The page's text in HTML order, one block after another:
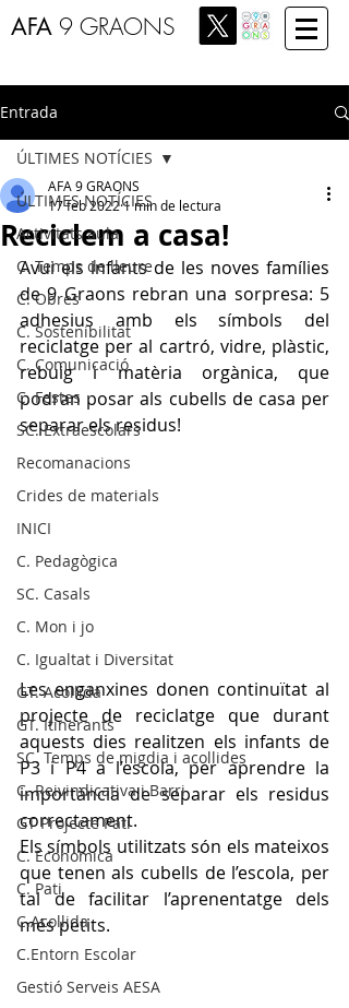
AFA 9 GRAONS
Entrada
ÚLTIMES NOTÍCIES
Activitats aula
C. Temps de lleure
C. Obres
C. Sostenibilitat
C. Comunicació
C. Festes
SC. Extraescolars
Recomanacions
Crides de materials
INICI
C. Pedagògica
SC. Casals
C. Mon i jo
C. Igualtat i Diversitat
GT. Acollida
GT. Itinerants
SC. Temps de migdia i acollides
C. Reivindicativa i Barri
GT Projecte Pati
C. Economica
C. Pati
C.Acollida
C.Entorn Escolar
Gestió Serveis AESA
ÚLTIMES NOTÍCIES
Reciclem a casa!
AFA 9 GRAONS
17 feb 20221 min de lectura
Avui els infants de les noves famílies
de 9 Graons rebran una sorpresa: 5
adhesius amb els símbols del
reciclatge per al cartró, vidre, plàstic,
rebuig i matèria orgànica, que
podran posar als cubells de casa per
separar els residus!
Les enganxines donen continuïtat al
projecte de reciclatge que durant
aquests dies realitzen els infants de
P3 i P4 a l’escola, per aprendre la
importància de separar els residus
correctament.
Els símbols utilitzats són els mateixos
que tenen als cubells de l’escola, per
tal de facilitar l’aprenentatge dels
més petits.